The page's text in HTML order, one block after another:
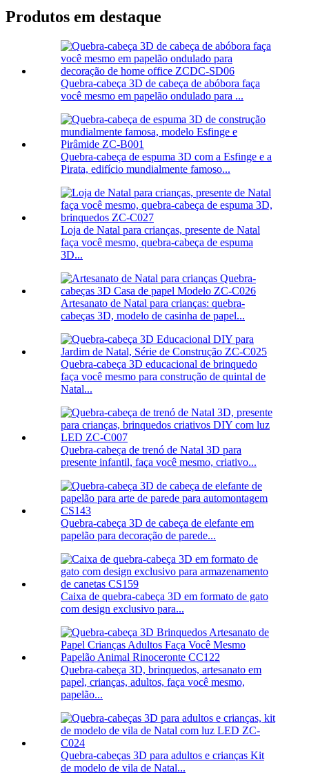
Produtos em destaque
Quebra-cabeça 3D de cabeça de abóbora faça
você mesmo em papelão ondulado para ...
Quebra-cabeça de espuma 3D com a Esfinge e a
Pirata, edifício mundialmente famoso...
Loja de Natal para crianças, presente de Natal
faça você mesmo, quebra-cabeça de espuma
3D...
Artesanato de Natal para crianças: quebra-
cabeças 3D, modelo de casinha de papel...
Quebra-cabeça 3D educacional de brinquedo
faça você mesmo para construção de quintal de
Natal...
Quebra-cabeça de trenó de Natal 3D para
presente infantil, faça você mesmo, criativo...
Quebra-cabeça 3D de cabeça de elefante em
papelão para decoração de parede...
Caixa de quebra-cabeça 3D em formato de gato
com design exclusivo para...
Quebra-cabeça 3D, brinquedos, artesanato em
papel, crianças, adultos, faça você mesmo,
papelão...
Quebra-cabeças 3D para adultos e crianças Kit
de modelo de vila de Natal...